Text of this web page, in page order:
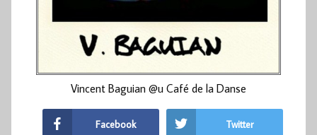
Vincent Baguian @u Café de la Danse
Facebook Twitter